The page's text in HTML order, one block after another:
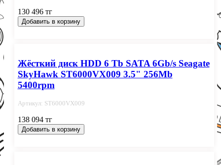
130 496 тг
Добавить в корзину
Жёсткий диск HDD 6 Tb SATA 6Gb/s Seagate
SkyHawk ST6000VX009 3.5" 256Mb
5400rpm
Артикул: ST6000VX009
138 094 тг
Добавить в корзину